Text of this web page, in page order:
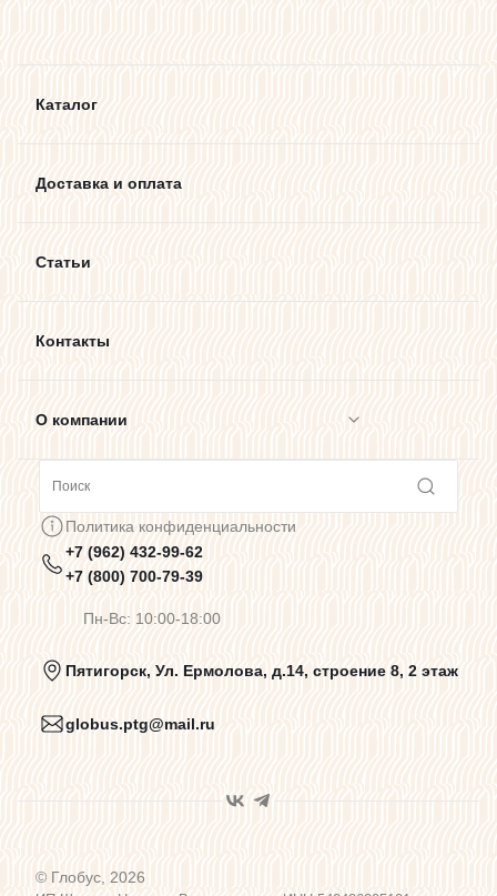
Каталог
Доставка и оплата
Статьи
Контакты
О компании
Предупреждения о цветопередаче
Политика конфиденциальности
Пользовательское соглашение
Программа лояльности
Политика конфиденциальности
+7 (962) 432-99-62
+7 (800) 700-79-39
Пн-Вс: 10:00-18:00
Пятигорск, Ул. Ермолова, д.14, строение 8, 2 этаж
globus.ptg@mail.ru
© Глобус, 2026